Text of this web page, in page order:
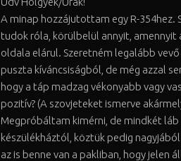
A minap hozzájutottam egy R-354hez.
tudok róla, körülbelül annyit, amennyit
oldala elárul. Szeretném legalább
puszta kíváncsiságból, de még azzal
hogy a táp madzag vékonyabb vagy
pozitív? (A szovjeteket ismerve
Megpróbáltam kimérni, de mindkét láb
készülékháztól, köztük pedig
az is benne van a pakliban, hogy jelen